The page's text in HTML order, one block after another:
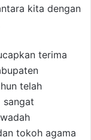
kita dengan
terima
telah
sangat
tokoh agama